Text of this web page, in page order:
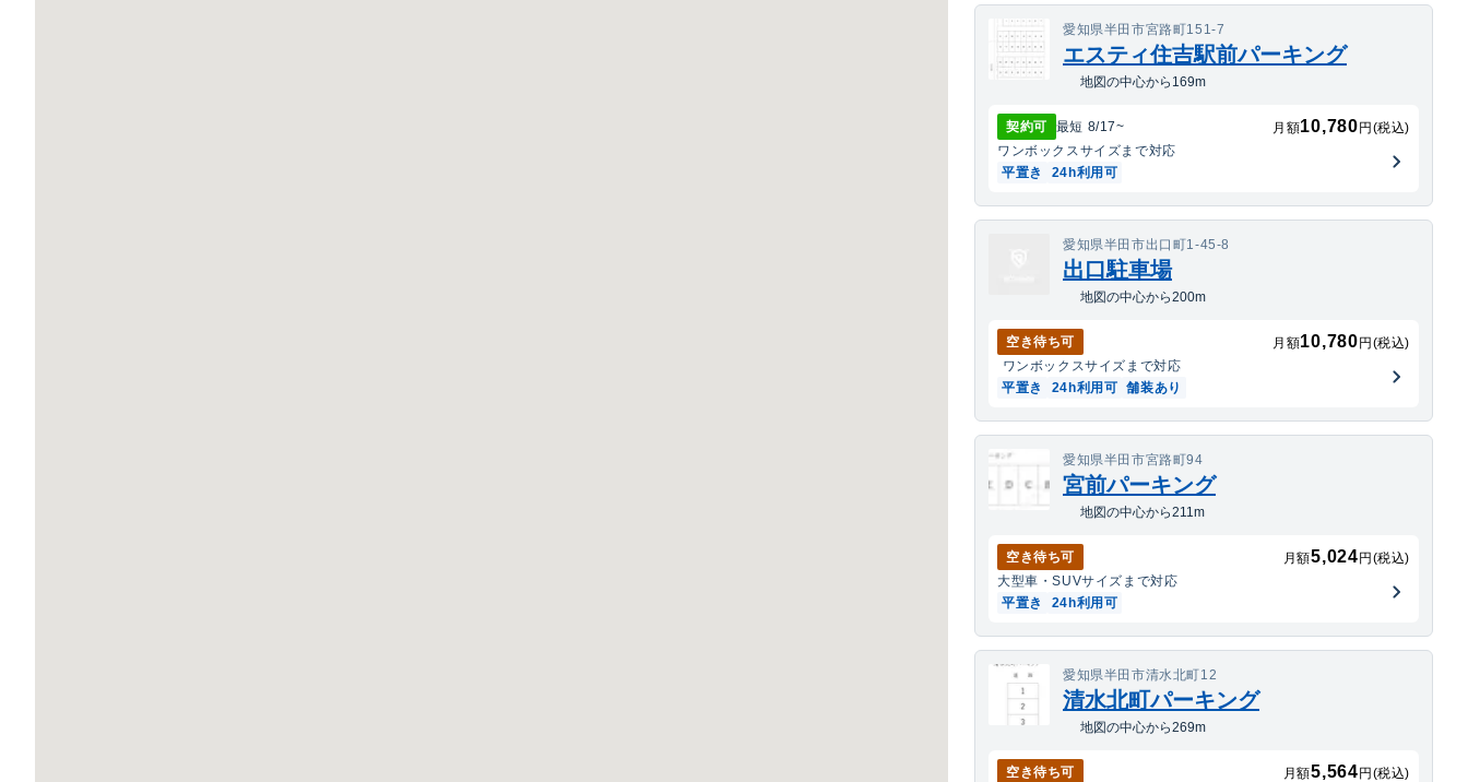
愛知県半田市宮路町151-7
エスティ住吉駅前パーキング
地図の中心から169m
契約可 最短 8/17~ 月額10,780 円(税込)
ワンボックスサイズまで対応
平置き
24h利用可
愛知県半田市出口町1-45-8
出口駐車場
地図の中心から200m
空き待ち可 月額10,780 円(税込)
ワンボックスサイズまで対応
平置き
24h利用可 舗装あり
愛知県半田市宮路町94
宮前パーキング
地図の中心から211m
空き待ち可 月額5,024 円(税込)
大型車・SUVサイズまで対応
平置き
24h利用可
愛知県半田市清水北町12
清水北町パーキング
地図の中心から269m
空き待ち可 月額5,564 円(税込)